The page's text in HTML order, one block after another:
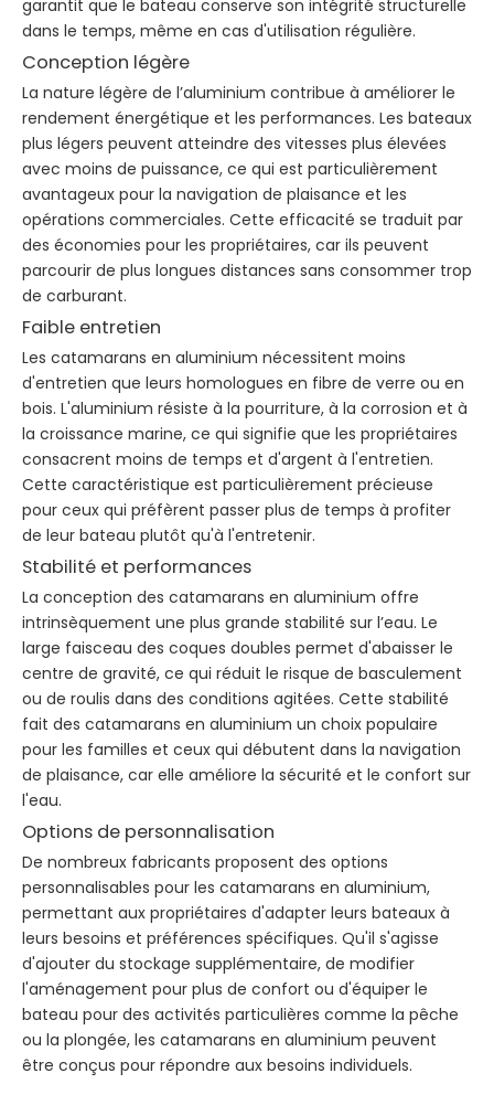
garantit que le bateau conserve son intégrité structurelle
dans le temps, même en cas d'utilisation régulière.
Conception légère
La nature légère de l’aluminium contribue à améliorer le
rendement énergétique et les performances. Les bateaux
plus légers peuvent atteindre des vitesses plus élevées
avec moins de puissance, ce qui est particulièrement
avantageux pour la navigation de plaisance et les
opérations commerciales. Cette efficacité se traduit par
des économies pour les propriétaires, car ils peuvent
parcourir de plus longues distances sans consommer trop
de carburant.
Faible entretien
Les catamarans en aluminium nécessitent moins
d'entretien que leurs homologues en fibre de verre ou en
bois. L'aluminium résiste à la pourriture, à la corrosion et à
la croissance marine, ce qui signifie que les propriétaires
consacrent moins de temps et d'argent à l'entretien.
Cette caractéristique est particulièrement précieuse
pour ceux qui préfèrent passer plus de temps à profiter
de leur bateau plutôt qu'à l'entretenir.
Stabilité et performances
La conception des catamarans en aluminium offre
intrinsèquement une plus grande stabilité sur l’eau. Le
large faisceau des coques doubles permet d'abaisser le
centre de gravité, ce qui réduit le risque de basculement
ou de roulis dans des conditions agitées. Cette stabilité
fait des catamarans en aluminium un choix populaire
pour les familles et ceux qui débutent dans la navigation
de plaisance, car elle améliore la sécurité et le confort sur
l'eau.
Options de personnalisation
De nombreux fabricants proposent des options
personnalisables pour les catamarans en aluminium,
permettant aux propriétaires d'adapter leurs bateaux à
leurs besoins et préférences spécifiques. Qu'il s'agisse
d'ajouter du stockage supplémentaire, de modifier
l'aménagement pour plus de confort ou d'équiper le
bateau pour des activités particulières comme la pêche
ou la plongée, les catamarans en aluminium peuvent
être conçus pour répondre aux besoins individuels.